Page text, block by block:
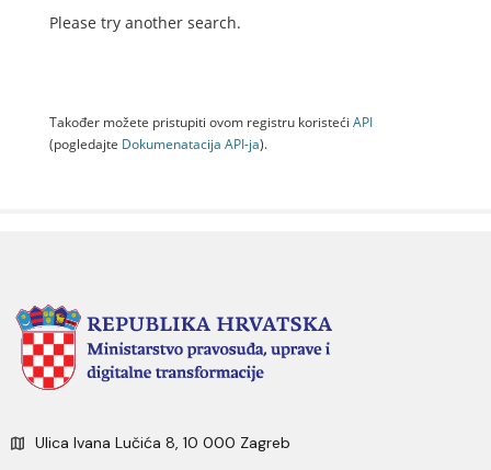
Please try another search.
Također možete pristupiti ovom registru koristeći API
(pogledajte Dokumenаtаcijа API-jа).